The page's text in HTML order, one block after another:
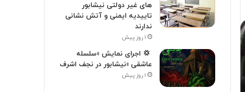
های غیر دولتی نیشابور
تاییدیه ایمنی و آتش نشانی
ندارند
۱ روز پیش
‍ 💢 اجرای نمایش «سلسله
عاشقی »نیشابور در نجف اشرف
۱ روز پیش